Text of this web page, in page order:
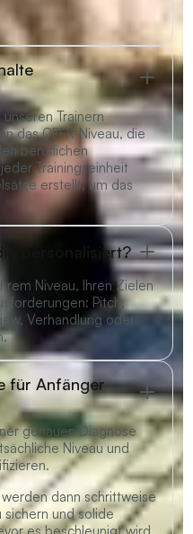
Trainern
das CEFR-Niveau, die
beruflichen
Trainingseinheit
erstellt, um das
personalisiert?
Niveau, Ihren Zielen
Pitch,
Verhandlung oder
für Anfänger
genauen Diagnose
Niveau und
werden dann schrittweise
sichern und solide